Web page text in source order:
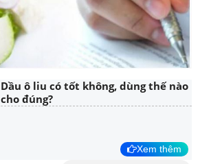
Dầu ô liu có tốt không, dùng thế nào
cho đúng?
Xem thêm